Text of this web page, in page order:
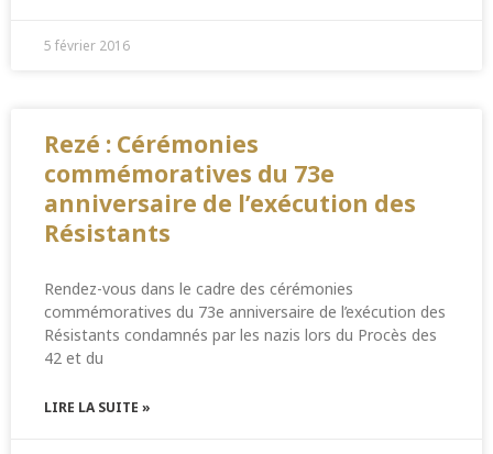
5 février 2016
Rezé : Cérémonies
commémoratives du 73e
anniversaire de l’exécution des
Résistants
Rendez-vous dans le cadre des cérémonies
commémoratives du 73e anniversaire de l’exécution des
Résistants condamnés par les nazis lors du Procès des
42 et du
LIRE LA SUITE »